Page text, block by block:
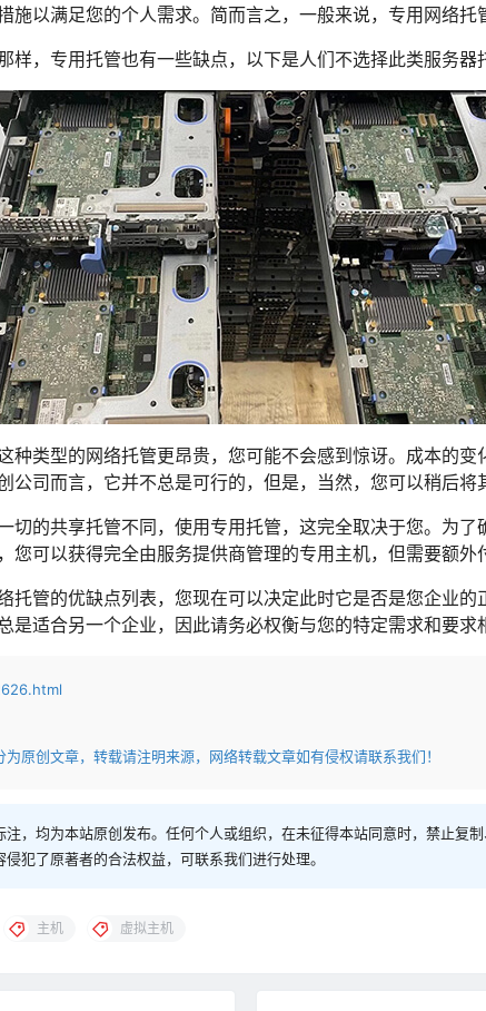
施以满足您的个人需求。简而言之，一般来说，专用网络托
样，专用托管也有一些缺点，以下是人们不选择此类服务器
种类型的网络托管更昂贵，您可能不会感到惊讶。成本的
公司而言，它并不总是可行的，但是，当然，您可以稍后将
切的共享托管不同，使用专用托管，这完全取决于您。为
您可以获得完全由服务提供商管理的专用主机，但需要额外
托管的优缺点列表，您现在可以决定此时它是否是您企业
是适合另一个企业，因此请务必权衡与您的特定需求和要求
原创文章，转载请注明来源，网络转载文章如有侵权请联系我们！
，均为本站原创发布。任何个人或组织，在未征得本站同意时，禁止复
犯了原著者的合法权益，可联系我们进行处理。
主机 虚拟主机